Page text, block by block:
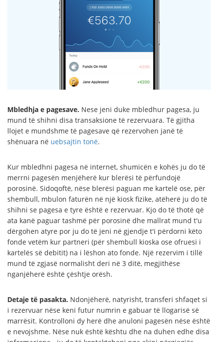
Mbledhja e pagesave. Nese jeni duke mbledhur pagesa, ju
mund të shihni disa transaksione të rezervuara. Të gjitha
llojet e mundshme të pagesave që rezervohen janë të
shënuara në uebsajtin tonë.
Kur mbledhni pagesa në internet, shumicën e kohës ju do të
merrni pagesën menjëherë kur blerësi të përfundojë
porosinë. Sidoqoftë, nëse blerësi paguan me kartelë ose, për
shembull, mbulon faturën në një kiosk fizike, atëherë ju do të
shihni se pagesa e tyre është e rezervuar. Kjo do të thotë që
ata kanë paguar tashmë për porosinë dhe mallrat mund t'u
dërgohen atyre por ju do të jeni në gjendje t'i përdorni këto
fonde vetëm kur partneri (për shembull kioska ose ofruesi i
kartelës së debitit) na i lëshon ato fonde. Një rezervim i tillë
mund të zgjasë normalisht deri në 3 ditë, megjithëse
nganjëherë është çështje orësh.
Detaje të pasakta. Ndonjëherë, natyrisht, transferi shfaqet si
i rezervuar nëse keni futur numrin e gabuar të llogarisë së
marrësit. Kontrolloni dy herë dhe anuloni pagesën nëse është
e nevojshme. Nëse nuk është kështu dhe na duhen edhe disa